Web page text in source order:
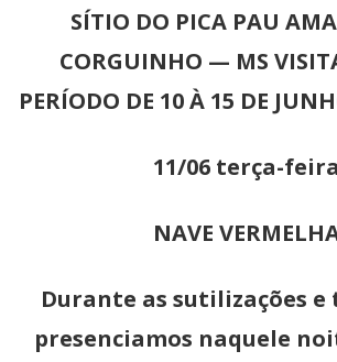
SÍTIO DO PICA PAU
CORGUINHO — MS
PERÍODO DE 10 À 15 DE
11/06 terça-feira
NAVE
Durante as sutilizações e
presenciamos naquele